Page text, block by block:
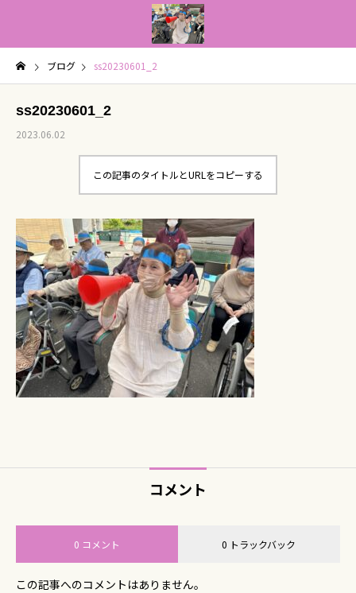
ブログ ss20230601_2
ss20230601_2
2023.06.02
この記事のタイトルとURLをコピーする
コメント
0 コメント 0 トラックバック
この記事へのコメントはありません。